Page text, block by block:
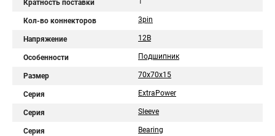
Кратность поставки
Кол-во коннекторов 3pin
Напряжение 12В
Особенности Подшипник
Размер 70x70x15
Серия ExtraPower
Серия Sleeve
Серия Bearing